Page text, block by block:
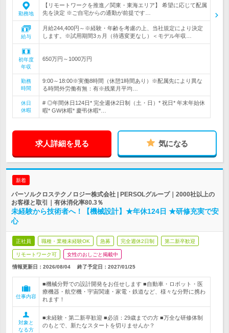
勤務地
【リモートワークを推進／関東・東海エリア】 希望に応じて配属
先を決定 ※ご自宅からの通勤が前提です…
給与
月給244,400円～※経験・年齢を考慮の上、当社規定により決定
します。※試用期間3ヵ月（待遇変更なし）＜モデル年収…
初年度
年収
650万円～1000万円
勤務
時間
9:00～18:00※実働8時間（休憩1時間あり）※配属先により異な
る時間外労働有無：有※残業月平均…
休日
休暇
# ◎年間休日124日* 完全週休2日制（土・日）* 祝日* 年末年始休
暇* GW休暇* 慶弔休暇*…
求人詳細を見る 気になる
新着
パーソルクロステクノロジー株式会社 | PERSOLグループ｜2000社以上の
お客様と取引｜有休消化率80.3％
未経験から技術者へ！【機械設計】★年休124日 ★研修充実で安
心
正社員 職種・業種未経験OK 急募 完全週休2日制 第二新卒歓迎
リモートワーク可 女性のおしごと掲載中
情報更新日：2026/08/04 終了予定日： 2027/01/25
仕事内容
■機械分野での設計開発をお任せします ■自動車・ロボット・医
療機器・航空機・宇宙関連・家電・鉄道など、様々な分野に携わ
れます！
対象と
なる方
■未経験・第二新卒歓迎 ■必須：29歳までの方 ■万全な研修体制
のもとで、新たなスタートを切りませんか？